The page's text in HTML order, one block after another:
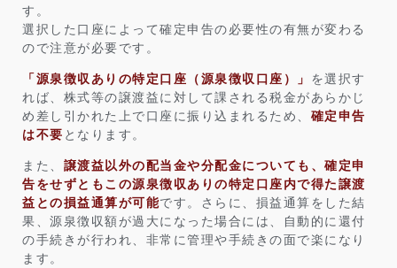
す。
選択した口座によって確定申告の必要性の有無が変わる
ので注意が必要です。
「源泉徴収ありの特定口座（源泉徴収口座）」 を選択す
れば、株式等の譲渡益に対して課される税金があらかじ
め差し引かれた上で口座に振り込まれるため、 確定申告
は不要 となります。
また、 譲渡益以外の配当金や分配金についても、確定申
告をせずともこの源泉徴収ありの特定口座内で得た譲渡
益との損益通算が可能です。さらに、損益通算をした結
果、源泉徴収額が過大になった場合には、自動的に還付
の手続きが行われ、非常に管理や手続きの面で楽になり
ます。